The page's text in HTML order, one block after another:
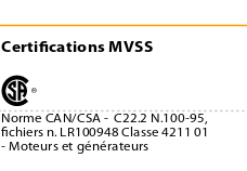
Certiﬁcations MVSS
Norme CAN/CSA - C22.2 N.100-95,
ﬁchiers n. LR100948 Classe 4211 01
- Moteurs et générateurs